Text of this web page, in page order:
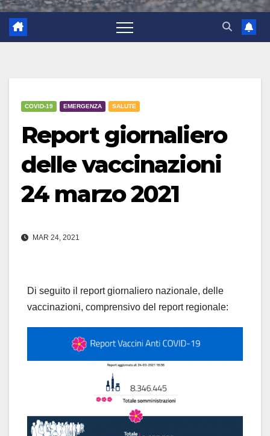
COVID-19 EMERGENZA SALUTE
Report giornaliero
delle vaccinazioni
24 marzo 2021
MAR 24, 2021
Di seguito il report giornaliero nazionale, delle
vaccinazioni, comprensivo del report regionale: